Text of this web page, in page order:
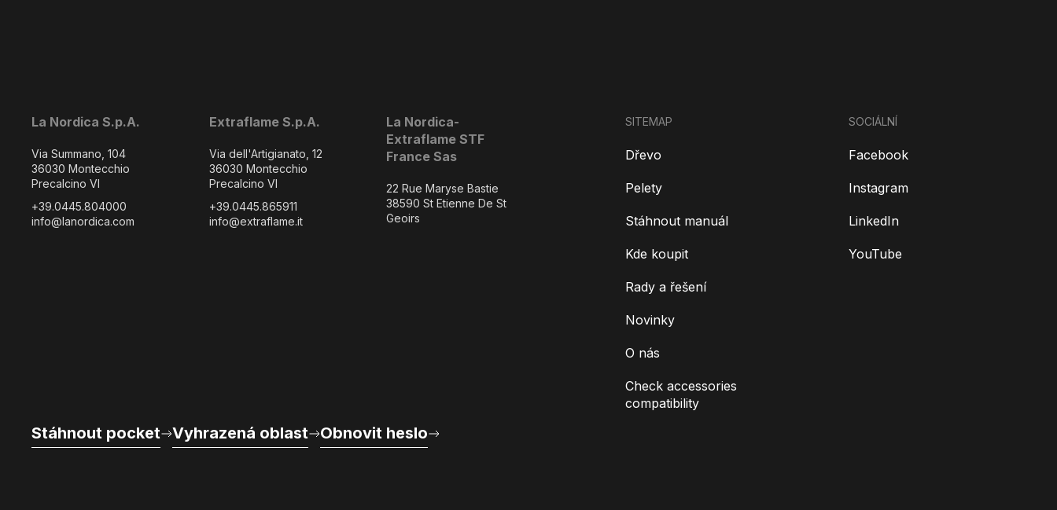
La Nordica S.p.A.
Via Summano, 104
36030 Montecchio
Precalcino VI
+39.0445.804000
info@lanordica.com
Extraflame S.p.A.
Via dell'Artigianato, 12
36030 Montecchio
Precalcino VI
+39.0445.865911
info@extraflame.it
La Nordica-
Extraflame STF
France Sas
22 Rue Maryse Bastie
38590 St Etienne De St
Geoirs
Stáhnout pocket Vyhrazená oblast Obnovit heslo
SITEMAP
Dřevo
Pelety
Stáhnout manuál
Kde koupit
Rady a řešení
Novinky
O nás
Check accessories
compatibility
SOCIÁLNÍ
Facebook
Instagram
LinkedIn
YouTube